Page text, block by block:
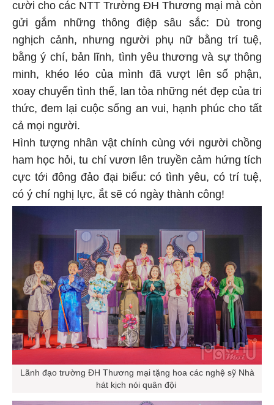
cười cho các NTT Trường ĐH Thương mại mà còn
gửi gắm những thông điệp sâu sắc: Dù trong
nghịch cảnh, nhưng người phụ nữ bằng trí tuệ,
bằng ý chí, bản lĩnh, tình yêu thương và sự thông
minh, khéo léo của mình đã vượt lên số phận,
xoay chuyển tình thế, lan tỏa những nét đẹp của tri
thức, đem lại cuộc sống an vui, hạnh phúc cho tất
cả mọi người.
Hình tượng nhân vật chính cùng với người chồng
ham học hỏi, tu chí vươn lên truyền cảm hứng tích
cực tới đông đảo đại biểu: có tình yêu, có trí tuệ,
có ý chí nghị lực, ắt sẽ có ngày thành công!
Lãnh đạo trường ĐH Thương mại tặng hoa các nghệ sỹ Nhà
hát kịch nói quân đội